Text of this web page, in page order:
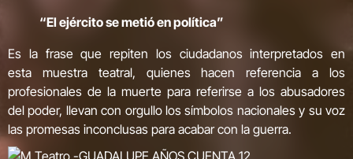
“El ejército se metió en política”
Es la frase que repiten los ciudadanos interpretados en
esta muestra teatral, quienes hacen referencia a los
profesionales de la muerte para referirse a los abusadores
del poder, llevan con orgullo los símbolos nacionales y su voz
las promesas inconclusas para acabar con la guerra.